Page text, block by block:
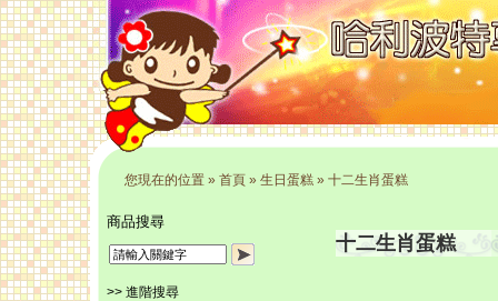
您現在的位置» 首頁» 生日蛋糕» 十二生肖蛋糕
商品搜尋
>> 進階搜尋
十二生肖蛋糕